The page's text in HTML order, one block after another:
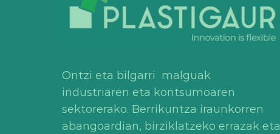
Ontzi eta bilgarri malguak
industriaren eta kontsumoaren
sektorerako. Berrikuntza iraunkorren
abangoardian, birziklatzeko errazak eta